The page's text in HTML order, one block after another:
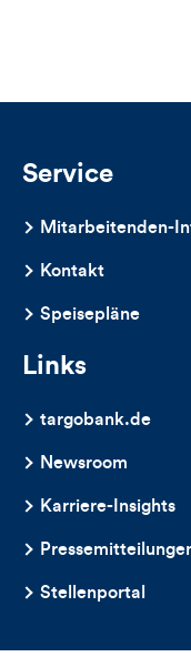
Service
Mitarbeitenden-
Kontakt
Speisepläne
Links
targobank.de
Newsroom
Karriere-Insights
Stellenportal